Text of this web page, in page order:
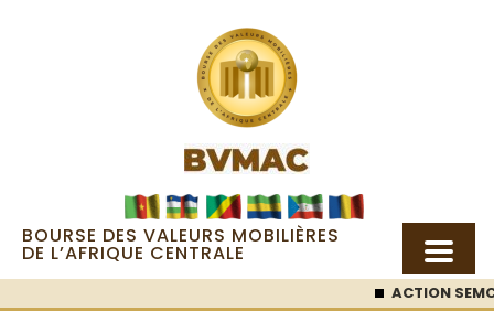
BOURSE DES VALEURS MOBILIÈRES
DE L’AFRIQUE CENTRALE
ACTION SEMC